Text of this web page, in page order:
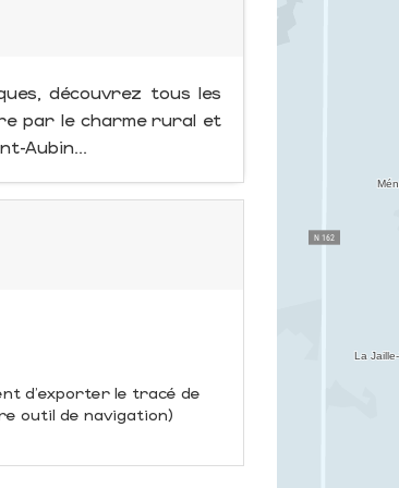
découvrez tous les
par le charme rural et
Aubin...
d'exporter le tracé de
outil de navigation)